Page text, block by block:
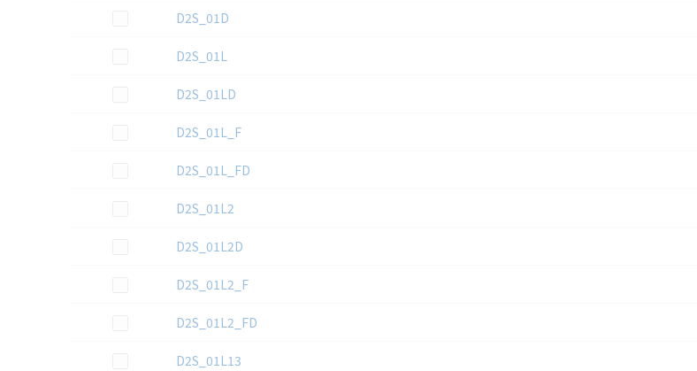
この資料を選択
D2S_01D
この資料を選択
D2S_01L
この資料を選択
D2S_01LD
この資料を選択
D2S_01L_F
この資料を選択D2S_01L_FD
この資料を選択
D2S_01L2
この資料を選択
D2S_01L2D
この資料を選択D2S_01L2_F
この資料を選択D2S_01L2_FD
この資料を選択
D2S_01L13